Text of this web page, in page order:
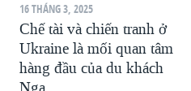
16 THÁNG 3, 2025
Chế tài và chiến tranh ở
Ukraine là mối quan tâm
hàng đầu của du khách